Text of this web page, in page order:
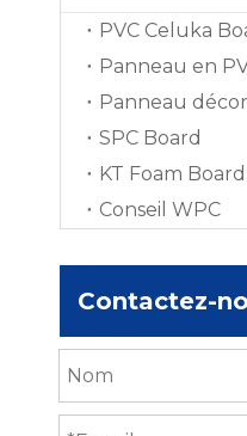
PVC Celuka
Panneau en
Panneau
SPC Board
KT Foam Board
Conseil WPC
Contactez-